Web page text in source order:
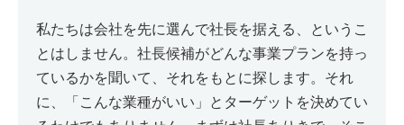
私たちは会社を先に選んで社長を据える、というこ
とはしません。社長候補がどんな事業プランを持っ
ているかを聞いて、それをもとに探します。それ
に、「こんな業種がいい」とターゲットを決めてい